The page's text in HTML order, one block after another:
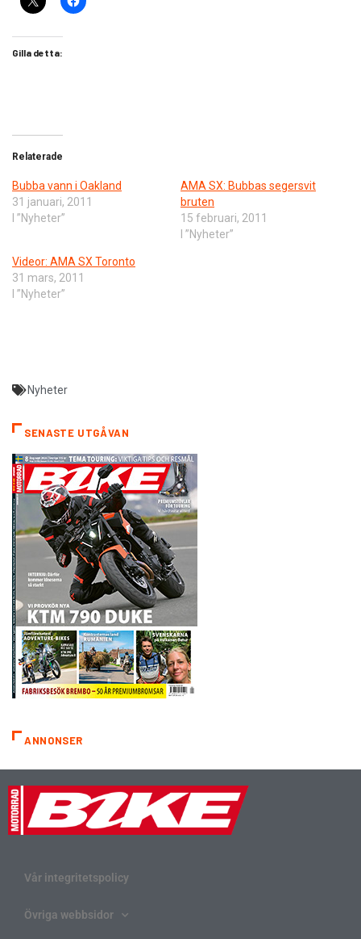
Gilla detta:
Relaterade
Bubba vann i Oakland
31 januari, 2011
I ”Nyheter”
AMA SX: Bubbas segersvit
bruten
15 februari, 2011
I ”Nyheter”
Videor: AMA SX Toronto
31 mars, 2011
I ”Nyheter”
Nyheter
SENASTE UTGÅVAN
ANNONSER
Vår integritetspolicy
Övriga webbsidor